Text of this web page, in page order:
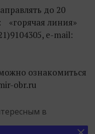
до 20
«горячая линия»
е-mail:
ознакомиться
obr.ru
в